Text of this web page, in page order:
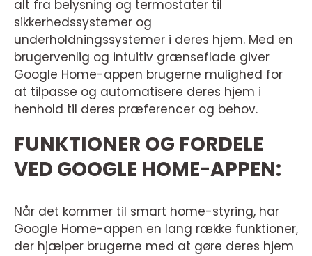
alt fra belysning og termostater til
sikkerhedssystemer og
underholdningssystemer i deres hjem. Med en
brugervenlig og intuitiv grænseflade giver
Google Home-appen brugerne mulighed for
at tilpasse og automatisere deres hjem i
henhold til deres præferencer og behov.
FUNKTIONER OG FORDELE
VED GOOGLE HOME-APPEN:
Når det kommer til smart home-styring, har
Google Home-appen en lang række funktioner,
der hjælper brugerne med at gøre deres hjem